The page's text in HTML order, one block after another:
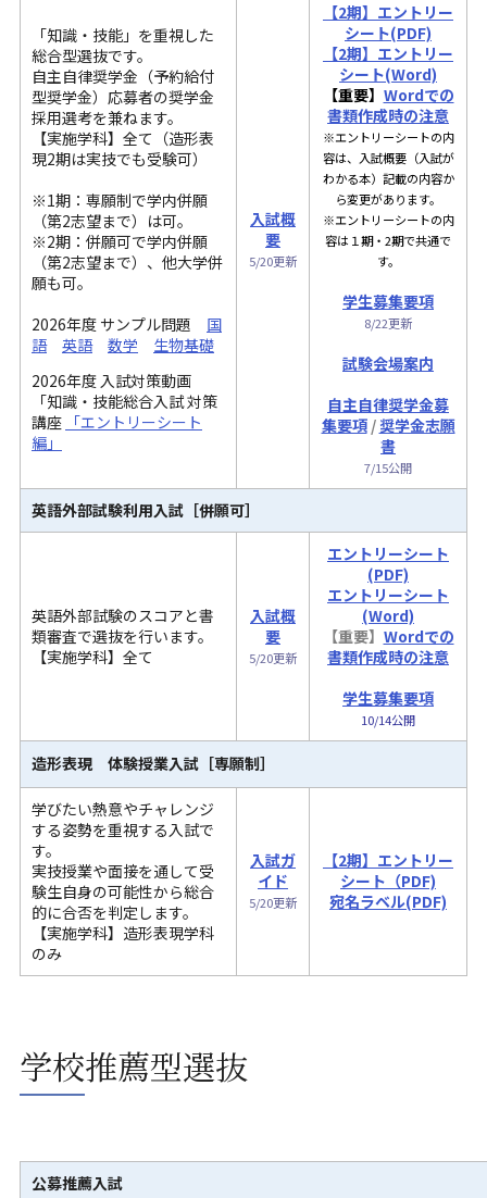
「知識・技能」を重視した
総合型選抜です。
自主自律奨学金（予約給付
型奨学金）応募者の奨学金
採用選考を兼ねます。
【実施学科】全て（造形表
現2期は実技でも受験可）
※1期：専願制で学内併願
（第2志望まで）は可。
※2期：併願可で学内併願
（第2志望まで）、他大学併
願も可。
2026年度 サンプル問題 国
語
英語 数学
生物基礎
2026年度 入試対策動画
「知識・技能総合入試 対策
講座 「エントリーシート
編」
入試概
要
5/20更新
【2期】エントリー
シート(PDF)
【2期】エントリー
シート(Word)
【重要】 Wordでの
書類作成時の注意
※エントリーシートの内
容は、入試概要（入試が
わかる本）記載の内容か
ら変更があります。
※エントリーシートの内
容は１期・2期で共通で
す。
学生募集要項
8/22更新
試験会場案内
自主自律奨学金募
集要項/ 奨学金志願
書
7/15公開
英語外部試験利用入試 ［併願可］
英語外部試験のスコアと書
類審査で選抜を行います。
【実施学科】全て
入試概
要
5/20更新
エントリーシート
(PDF)
エントリーシート
(Word)
【重要】 Wordでの
書類作成時の注意
学生募集要項
10/14公開
造形表現 体験授業入試 ［専願制］
学びたい熱意やチャレンジ
する姿勢を重視する入試で
す。
実技授業や面接を通して受
験生自身の可能性から総合
的に合否を判定します。
【実施学科】 造形表現学科
のみ
入試ガ
イド
5/20更新
【2期】エントリー
シート（PDF)
宛名ラベル(PDF)
学校推薦型選抜
公募推薦入試